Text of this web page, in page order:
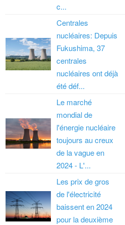
c...
Centrales
nucléaires: Depuis
Fukushima, 37
centrales
nucléaires ont déjà
été déf...
Le marché
mondial de
l'énergie nucléaire
toujours au creux
de la vague en
2024 - L'...
Les prix de gros
de l'électricité
baissent en 2024
pour la deuxième